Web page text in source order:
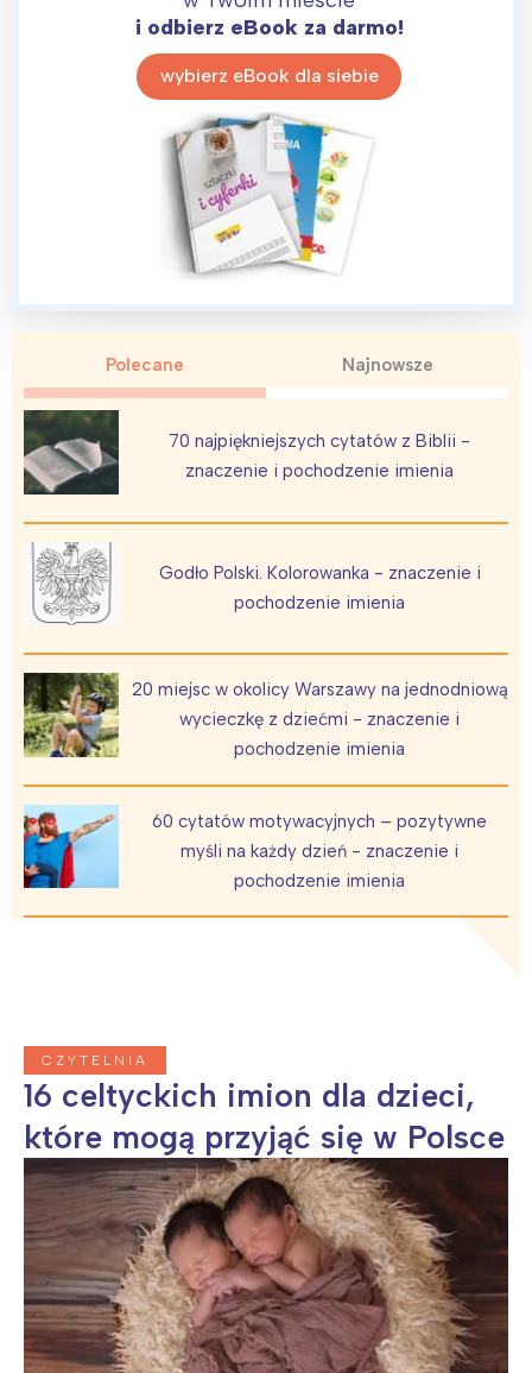
i odbierz eBook za darmo!
wybierz eBook dla siebie
Polecane Najnowsze
70 najpiękniejszych cytatów z Biblii -
znaczenie i pochodzenie imienia
Godło Polski. Kolorowanka - znaczenie i
pochodzenie imienia
20 miejsc w okolicy Warszawy na jednodniową
wycieczkę z dziećmi - znaczenie i
pochodzenie imienia
60 cytatów motywacyjnych – pozytywne
myśli na każdy dzień - znaczenie i
pochodzenie imienia
CZYTELNIA
16 celtyckich imion dla dzieci,
które mogą przyjąć się w Polsce
Warszawa
Łódź
Trójmiasto
Śląsk
Kraków
Południe
Północ
Wszystkie
Wybieram